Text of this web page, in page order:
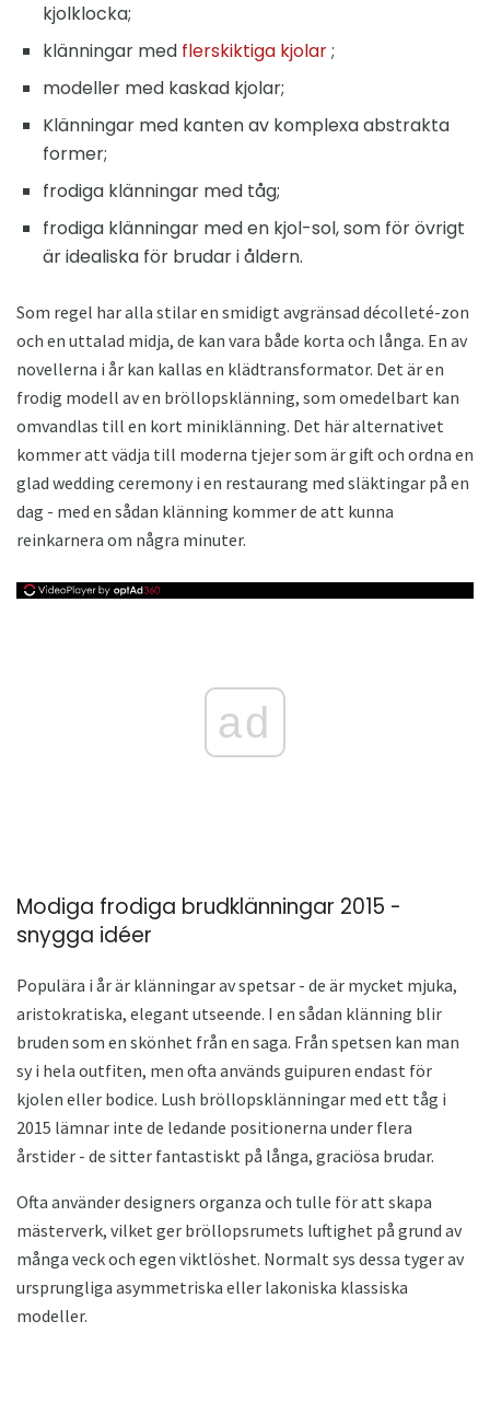
kjolklocka;
klänningar med flerskiktiga kjolar;
modeller med kaskad kjolar;
Klänningar med kanten av komplexa abstrakta
former;
frodiga klänningar med tåg;
frodiga klänningar med en kjol-sol, som för övrigt
är idealiska för brudar i åldern.
Som regel har alla stilar en smidigt avgränsad décolleté-zon
och en uttalad midja, de kan vara både korta och långa. En av
novellerna i år kan kallas en klädtransformator. Det är en
frodig modell av en bröllopsklänning, som omedelbart kan
omvandlas till en kort miniklänning. Det här alternativet
kommer att vädja till moderna tjejer som är gift och ordna en
glad wedding ceremony i en restaurang med släktingar på en
dag - med en sådan klänning kommer de att kunna
reinkarnera om några minuter.
ad
Modiga frodiga brudklänningar 2015 -
snygga idéer
Populära i år är klänningar av spetsar - de är mycket mjuka,
aristokratiska, elegant utseende. I en sådan klänning blir
bruden som en skönhet från en saga. Från spetsen kan man
sy i hela outfiten, men ofta används guipuren endast för
kjolen eller bodice. Lush bröllopsklänningar med ett tåg i
2015 lämnar inte de ledande positionerna under flera
årstider - de sitter fantastiskt på långa, graciösa brudar.
Ofta använder designers organza och tulle för att skapa
mästerverk, vilket ger bröllopsrumets luftighet på grund av
många veck och egen viktlöshet. Normalt sys dessa tyger av
ursprungliga asymmetriska eller lakoniska klassiska
modeller.